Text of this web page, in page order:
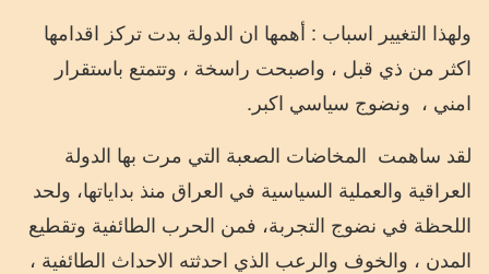
ولهذا التغيير اسباب : أهمها ان الدولة بدت تركز اقدامها
اكثر من ذي قبل ، واصبحت راسخة ، وتتمتع باستقرار
امني ، ونضوج سياسي اكبر.
لقد ساهمت المخاضات الصعبة التي مرت بها الدولة
العراقية والعملية السياسية في العراق منذ بداياتها، ولحد
اللحظة في نضوج التجربة، فمن الحرب الطائفية وتقطيع
المدن ، والخوف والرعب الذي احدثته الاحداث الطائفية ،